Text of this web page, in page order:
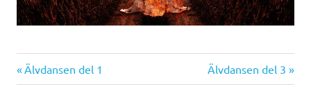
Inläggsnavigering
Föregående
inlägg:
Älvdansen del 1
Nästa
inlägg:
Älvdansen del 3